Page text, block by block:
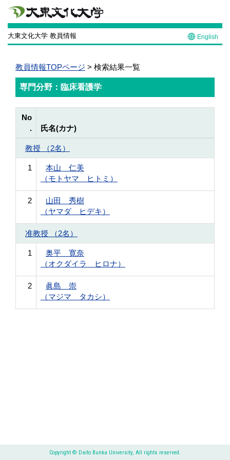
大東文化大学 教員情報 English
教員情報TOPページ > 検索結果一覧
専門分野：臨床看護学
No
.
氏名(カナ)
教授 （2名）
1
本山 仁美
（モトヤマ ヒトミ）
2
山田 秀樹
（ヤマダ ヒデキ）
准教授 （2名）
1
奥平 寛奈
（オクダイラ ヒロナ）
2
眞島 崇
（マジマ タカシ）
Copyright © Daito Bunka University, All rights reserved.